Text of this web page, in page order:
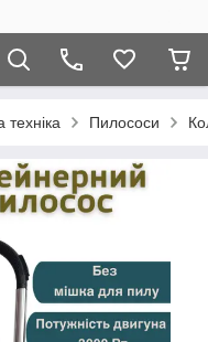
техніка Пилососи